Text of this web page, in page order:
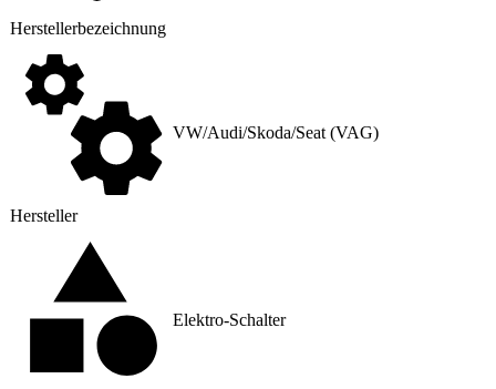
Hersteller­bezeichnung
Hersteller
VW/Audi/Skoda/Seat (VAG)
Elektro-Schalter